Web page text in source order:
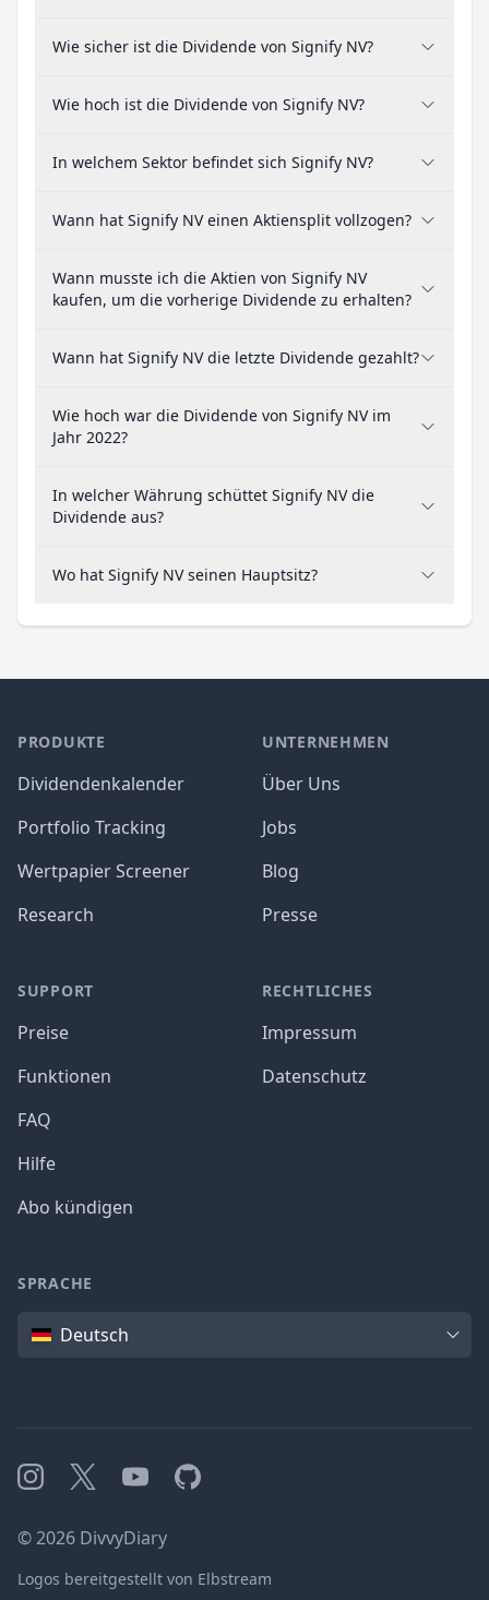
Wie sicher ist die Dividende von Signify NV?
Wie hoch ist die Dividende von Signify NV?
In welchem Sektor befindet sich Signify NV?
Wann hat Signify NV einen Aktiensplit vollzogen?
Wann musste ich die Aktien von Signify NV
kaufen, um die vorherige Dividende zu erhalten?
Wann hat Signify NV die letzte Dividende gezahlt?
Wie hoch war die Dividende von Signify NV im
Jahr 2022?
In welcher Währung schüttet Signify NV die
Dividende aus?
Wo hat Signify NV seinen Hauptsitz?
PRODUKTE
Dividendenkalender
Portfolio Tracking
Wertpapier Screener
Research
SUPPORT
Preise
Funktionen
FAQ
Hilfe
Abo kündigen
UNTERNEHMEN
Über Uns
Jobs
Blog
Presse
RECHTLICHES
Impressum
Datenschutz
SPRACHE
SpracheDeutsch
Instagram
X YouTubeGitHub
©2026 DivvyDiary
Logos bereitgestellt von Elbstream